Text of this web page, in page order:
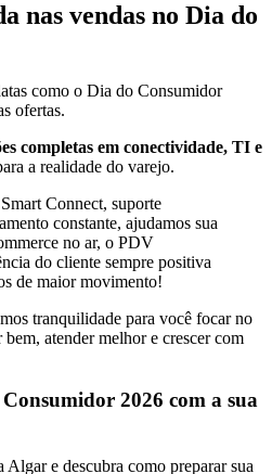
nas vendas no Dia do
como o Dia do Consumidor
ofertas.
completas em conectividade, TI e
a realidade do varejo.
Connect, suporte
constante, ajudamos sua
no ar, o PDV
do cliente sempre positiva
de maior movimento!
tranquilidade para você focar no
atender melhor e crescer com
2026 com a sua
Algar e descubra como preparar sua